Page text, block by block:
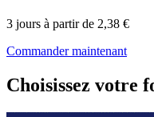
3 jours à partir de 2,38 €
Commander maintenant
Choisissez votre